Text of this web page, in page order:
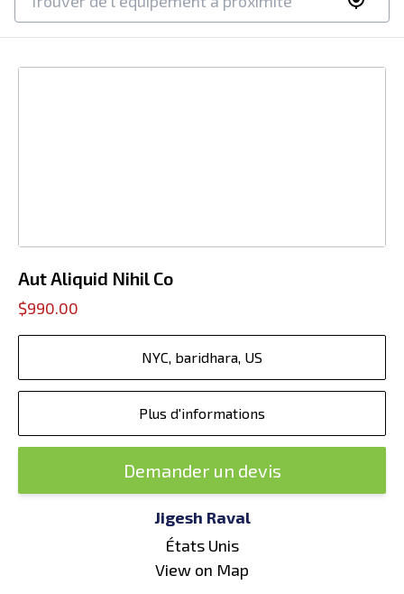
Aut Aliquid Nihil Co
$990.00
NYC, baridhara, US
Plus d'informations
Demander un devis
Jigesh Raval
États Unis
View on Map